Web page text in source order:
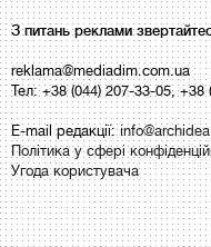
З питань реклами
reklama@mediadim.com.ua
Тел: +38 (044) 207-33-05,
E-mail редакції:
Політика у сфері
Угода користувача